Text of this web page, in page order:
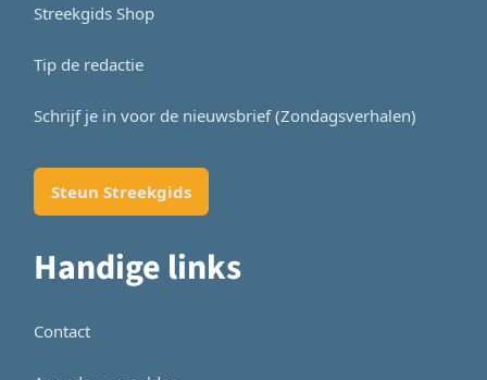
Streekgids Shop
Tip de redactie
Schrijf je in voor de nieuwsbrief (Zondagsverhalen)
Steun Streekgids
Handige links
Contact